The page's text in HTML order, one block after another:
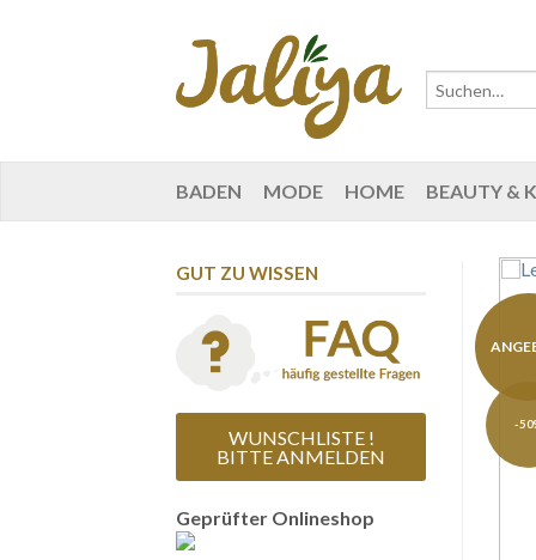
BADEN MODE HOME BEAUTY &
GUT ZU WISSEN
WUNSCHLISTE !
BITTE ANMELDEN
Geprüfter Onlineshop
-